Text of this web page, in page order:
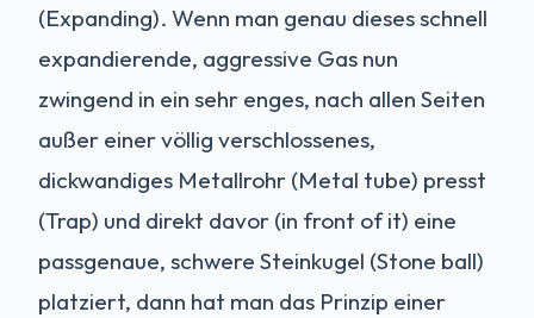
(Expanding). Wenn man genau dieses schnell
expandierende, aggressive Gas nun
zwingend in ein sehr enges, nach allen Seiten
außer einer völlig verschlossenes,
dickwandiges Metallrohr (Metal tube) presst
(Trap) und direkt davor (in front of it) eine
passgenaue, schwere Steinkugel (Stone ball)
platziert, dann hat man das Prinzip einer